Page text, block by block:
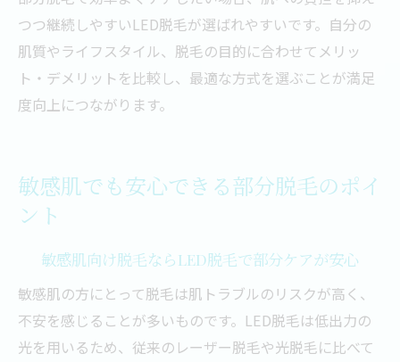
つつ継続しやすいLED脱毛が選ばれやすいです。自分の
肌質やライフスタイル、脱毛の目的に合わせてメリッ
ト・デメリットを比較し、最適な方式を選ぶことが満足
度向上につながります。
敏感肌でも安心できる部分脱毛のポイ
ント
敏感肌向け脱毛ならLED脱毛で部分ケアが安心
敏感肌の方にとって脱毛は肌トラブルのリスクが高く、
不安を感じることが多いものです。LED脱毛は低出力の
光を用いるため、従来のレーザー脱毛や光脱毛に比べて